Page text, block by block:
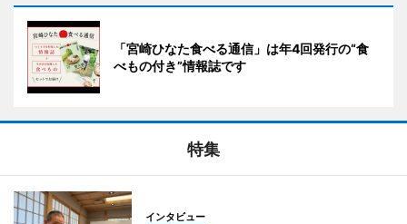
「宮崎ひなた食べる通信」は年4回発行の“食
べもの付き”情報誌です
特集
インタビュー